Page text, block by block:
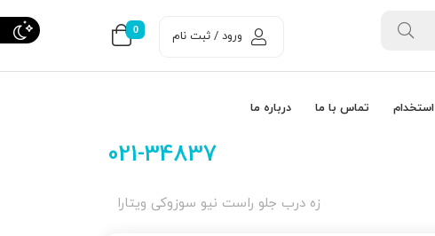
0 ورود / ثبت نام
استخدام تماس با ما درباره ما
021-34837
زه درب جلو راست نیو سوزوکی ویتارا